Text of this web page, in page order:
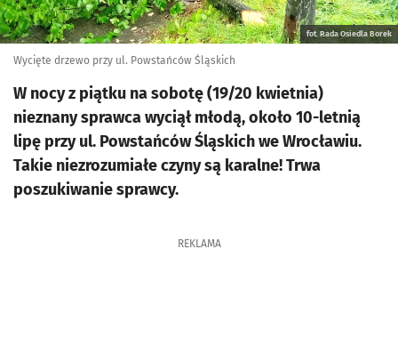
fot. Rada Osiedla Borek
Wycięte drzewo przy ul. Powstańców Śląskich
W nocy z piątku na sobotę (19/20 kwietnia)
nieznany sprawca wyciął młodą, około 10-letnią
lipę przy ul. Powstańców Śląskich we Wrocławiu.
Takie niezrozumiałe czyny są karalne! Trwa
poszukiwanie sprawcy.
REKLAMA